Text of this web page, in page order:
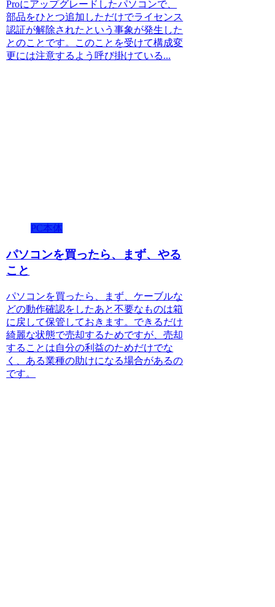
Proにアップグレードしたパソコンで、
部品をひとつ追加しただけでライセンス
認証が解除されたという事象が発生した
とのことです。このことを受けて構成変
更には注意するよう呼び掛けている...
PC本体
パソコンを買ったら、まず、やる
こと
パソコンを買ったら、まず、ケーブルな
どの動作確認をしたあと不要なものは箱
に戻して保管しておきます。できるだけ
綺麗な状態で売却するためですが、売却
することは自分の利益のためだけでな
く、ある業種の助けになる場合があるの
です。